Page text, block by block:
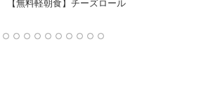
【無料軽朝食】チーズロール